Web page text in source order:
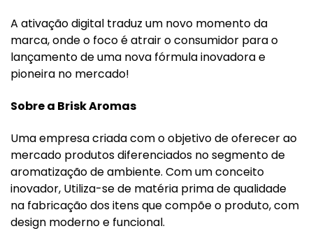
A ativação digital traduz um novo momento da
marca, onde o foco é atrair o consumidor para o
lançamento de uma nova fórmula inovadora e
pioneira no mercado!
Sobre a Brisk Aromas
Uma empresa criada com o objetivo de oferecer ao
mercado produtos diferenciados no segmento de
aromatização de ambiente. Com um conceito
inovador, Utiliza-se de matéria prima de qualidade
na fabricação dos itens que compõe o produto, com
design moderno e funcional.